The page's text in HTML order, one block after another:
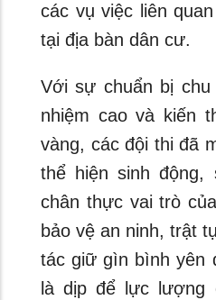
các vụ việc liên
tại địa bàn dân cư.
Với sự chuẩn bị
nhiệm cao và kiến
vàng, các đội thi đã
thể hiện sinh động,
chân thực vai trò
bảo vệ an ninh, trật
tác giữ gìn bình yên
là dịp để lực lượng